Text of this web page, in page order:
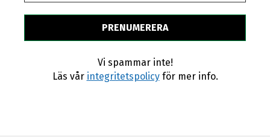
Vi spammar inte!
Läs vår integritetspolicyför mer info.